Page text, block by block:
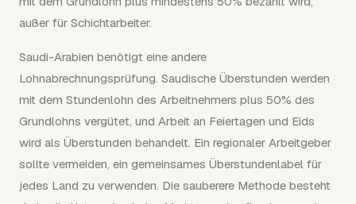
außer für Schichtarbeiter.
Saudi-Arabien benötigt eine andere
Lohnabrechnungsprüfung. Saudische Überstunden werden
mit dem Stundenlohn des Arbeitnehmers plus 50% des
Grundlohns vergütet, und Arbeit an Feiertagen und Eids
wird als Überstunden behandelt. Ein regionaler Arbeitgeber
sollte vermeiden, ein gemeinsames Überstundenlabel für
jedes Land zu verwenden. Die sauberere Methode besteht